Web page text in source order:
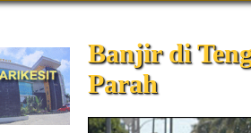
Banjir di
Parah